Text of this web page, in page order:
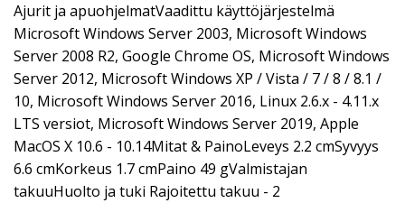
Ajurit ja apuohjelmatVaadittu käyttöjärjestelmä
Microsoft Windows Server 2003, Microsoft Windows
Server 2008 R2, Google Chrome OS, Microsoft Windows
Server 2012, Microsoft Windows XP / Vista / 7 / 8 / 8.1 /
10, Microsoft Windows Server 2016, Linux 2.6.x - 4.11.x
LTS versiot, Microsoft Windows Server 2019, Apple
MacOS X 10.6 - 10.14Mitat & PainoLeveys 2.2 cmSyvyys
6.6 cmKorkeus 1.7 cmPaino 49 gValmistajan
takuuHuolto ja tuki Rajoitettu takuu - 2